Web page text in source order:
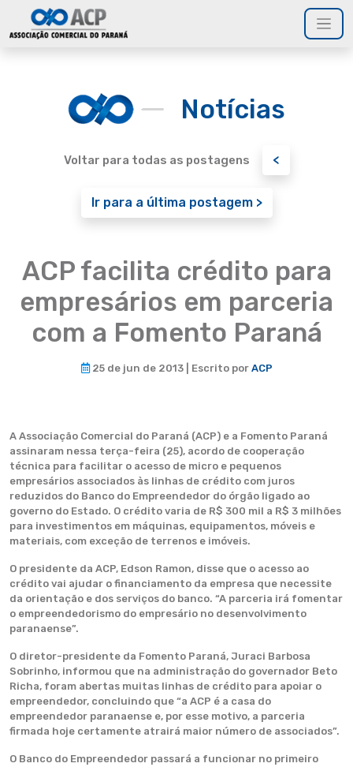
Notícias
Voltar para todas as postagens <
Ir para a última postagem >
ACP facilita crédito para
empresários em parceria
com a Fomento Paraná
25 de jun de 2013 | Escrito por ACP
A Associação Comercial do Paraná (ACP) e a Fomento Paraná
assinaram nessa terça-feira (25), acordo de cooperação
técnica para facilitar o acesso de micro e pequenos
empresários associados às linhas de crédito com juros
reduzidos do Banco do Empreendedor do órgão ligado ao
governo do Estado. O crédito varia de R$ 300 mil a R$ 3 milhões
para investimentos em máquinas, equipamentos, móveis e
materiais, com exceção de terrenos e imóveis.
O presidente da ACP, Edson Ramon, disse que o acesso ao
crédito vai ajudar o financiamento da empresa que necessite
da orientação e dos serviços do banco. “A parceria irá fomentar
o empreendedorismo do empresário no desenvolvimento
paranaense”.
O diretor-presidente da Fomento Paraná, Juraci Barbosa
Sobrinho, informou que na administração do governador Beto
Richa, foram abertas muitas linhas de crédito para apoiar o
empreendedor, concluindo que “a ACP é a casa do
empreendedor paranaense e, por esse motivo, a parceria
firmada hoje certamente atrairá maior número de associados”.
O Banco do Empreendedor passará a funcionar no primeiro